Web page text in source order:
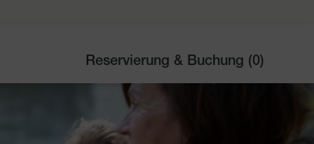
Reservierung & Buchung (0)